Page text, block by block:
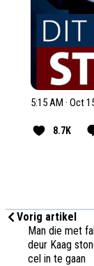
5:15 AM · Oct
8.7K
Vorig artikel
Man die met
deur Kaag
cel in te gaan